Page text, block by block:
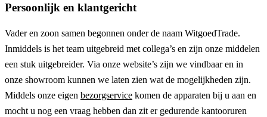
Persoonlijk en klantgericht
Vader en zoon samen begonnen onder de naam WitgoedTrade.
Inmiddels is het team uitgebreid met collega’s en zijn onze middelen
een stuk uitgebreider. Via onze website’s zijn we vindbaar en in
onze showroom kunnen we laten zien wat de mogelijkheden zijn.
Middels onze eigen bezorgservice komen de apparaten bij u aan en
mocht u nog een vraag hebben dan zit er gedurende kantooruren